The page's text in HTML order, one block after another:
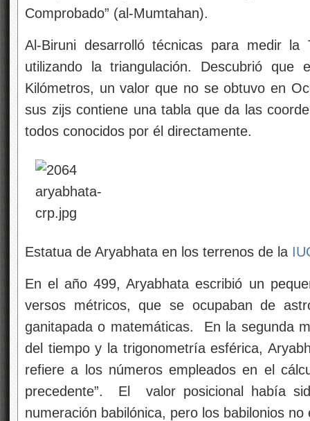
Comprobado” (al-Mumtahan).
Al-Biruni desarrolló técnicas para medir
utilizando la triangulación. Descubrió
Kilómetros, un valor que no se obtuvo en
sus zijs contiene una tabla que da las
todos conocidos por él directamente.
Estatua de Aryabhata en los terrenos de la
En el año 499, Aryabhata escribió un
versos métricos, que se ocupaban de
ganitapada o matemáticas. En la segunda
del tiempo y la trigonometría esférica,
refiere a los números empleados en el
precedente”. El valor posicional había
numeración babilónica, pero los babilonios